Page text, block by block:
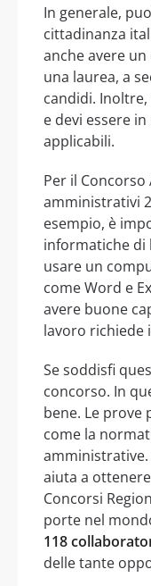
In generale,
cittadinanza
anche avere
una laurea, a
candidi.
e devi essere
applicabili.
Per il Concorso
amministrativi
esempio, è
informatiche di
usare un
come Word e
avere buone
lavoro richiede
Se soddisfi
concorso. In
bene. Le
come la
aiuta a
Concorsi
porte nel
118
delle tante